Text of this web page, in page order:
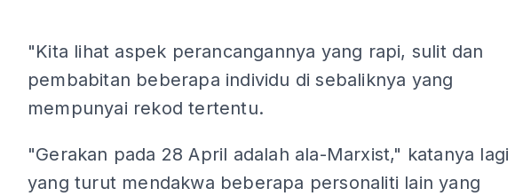
"Kita lihat aspek perancangannya yang rapi, sulit dan
pembabitan beberapa individu di sebaliknya yang
mempunyai rekod tertentu.
"Gerakan pada 28 April adalah ala-Marxist," katanya lagi
yang turut mendakwa beberapa personaliti lain yang